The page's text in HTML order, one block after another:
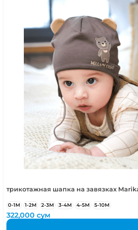
трикотажная шапка на завязках
0-1М 1-2М 2-3М 3-4М 4-5М 5-10М
322,000сум